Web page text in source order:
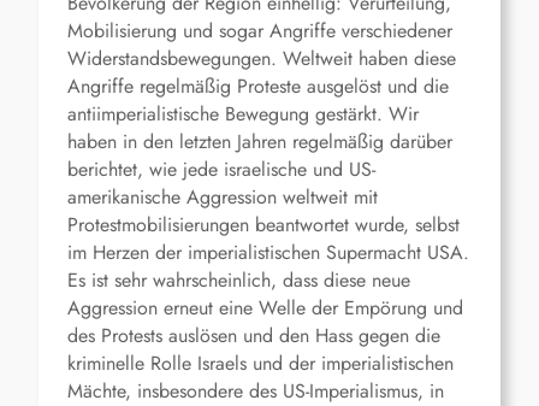
Mobilisierung und sogar Angriffe verschiedener
Widerstandsbewegungen. Weltweit haben diese
Angriffe regelmäßig Proteste ausgelöst und die
antiimperialistische Bewegung gestärkt. Wir
haben in den letzten Jahren regelmäßig darüber
berichtet, wie jede israelische und US-
amerikanische Aggression weltweit mit
Protestmobilisierungen beantwortet wurde, selbst
im Herzen der imperialistischen Supermacht USA.
Es ist sehr wahrscheinlich, dass diese neue
Aggression erneut eine Welle der Empörung und
des Protests auslösen und den Hass gegen die
kriminelle Rolle Israels und der imperialistischen
Mächte, insbesondere des US-Imperialismus, in